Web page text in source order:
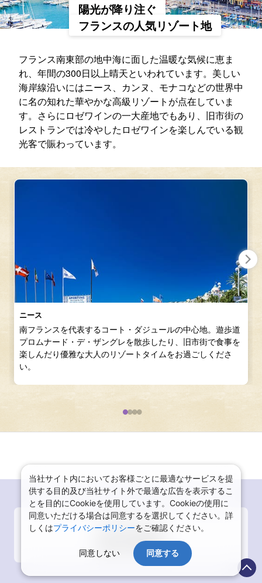
陽光が降り注ぐ
フランスの人気リゾート地
フランス南東部の地中海に面した温暖な気候に恵ま
れ、年間の300日以上晴天といわれています。美しい
海岸線沿いにはニース、カンヌ、モナコなどの世界中
に名の知れた華やかな高級リゾートが点在していま
す。さらにロゼワインの一大産地でもあり、旧市街の
レストランでは冷やしたロゼワインを楽しんでいる観
光客で賑わっています。
ニース
南フランスを代表するコート・ダジュールの中心地。遊歩道
プロムナード・デ・ザングレを散歩したり、旧市街で食事を
楽しんだり優雅な大人のリゾートタイムをお過ごしくださ
い。
フランス
観光情報
当社サイト内においてお客様ごとに最適なサービスを提
供する目的及び当社サイト外で最適な広告を表示するこ
とを目的にCookieを使用しています。Cookieの使用に
同意いただける場合は同意するを選択してください。詳
しくはプライバシーポリシーをご確認ください。
同意しない 同意する